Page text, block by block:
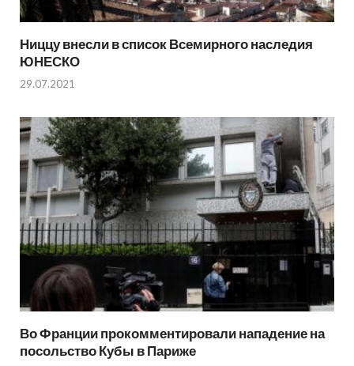
Ниццу внесли в список Всемирного наследия
ЮНЕСКО
29.07.2021
Во Франции прокомментировали нападение на
посольство Кубы в Париже